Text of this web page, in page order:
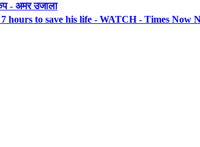
- अमर उजाला
to save his life - WATCH - Times Now